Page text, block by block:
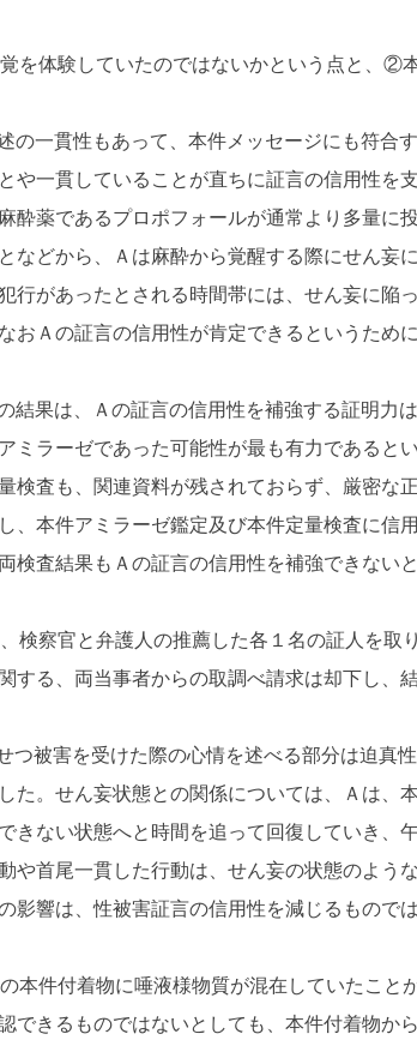
験していたのではないかという点と、②
一貫性もあって、本件メッセージにも符合
一貫していることが直ちに証言の信用性を
薬であるプロポフォールが通常より多量に
どから、Ａは麻酔から覚醒する際にせん妄
があったとされる時間帯には、せん妄に陥
Ａの証言の信用性が肯定できるというため
果は、Ａの証言の信用性を補強する証明力
ラーゼであった可能性が最も有力であると
査も、関連資料が残されておらず、厳密な
本件アミラーゼ鑑定及び本件定量検査に信
査結果もＡの証言の信用性を補強できない
察官と弁護人の推薦した各１名の証人を取
る、両当事者からの取調べ請求は却下し、
被害を受けた際の心情を述べる部分は迫真
。せん妄状態との関係については、Ａは、
ない状態へと時間を追って回復していき、
首尾一貫した行動は、せん妄の状態のよう
響は、性被害証言の信用性を減じるもので
件付着物に唾液様物質が混在していたこと
きるものではないとしても、本件付着物か